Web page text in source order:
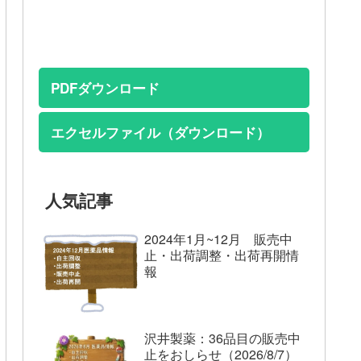
PDFダウンロード
エクセルファイル（ダウンロード）
人気記事
2024年1月~12月 販売中
止・出荷調整・出荷再開情
報
沢井製薬：36品目の販売中
止をおしらせ（2026/8/7）